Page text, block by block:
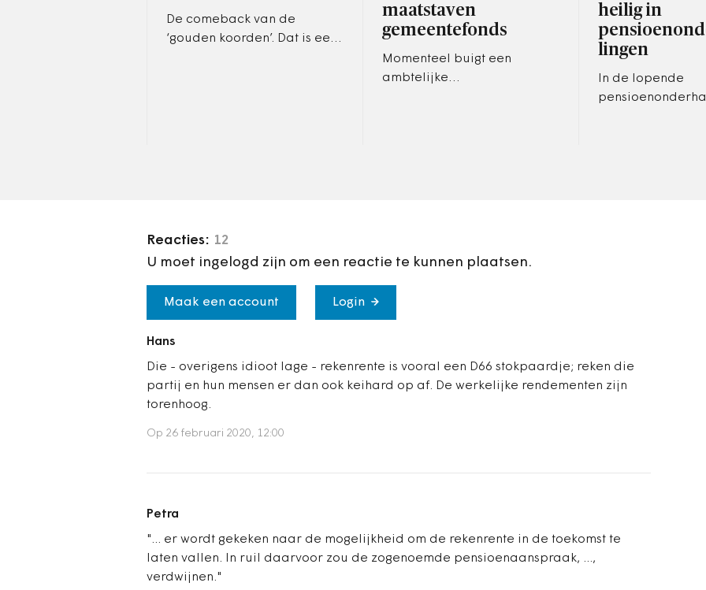
De comeback van de
‘gouden koorden’. Dat is een
maatstaven
gemeentefonds
Momenteel buigt een
ambtelijke
heilig in
lingen
In de lopende
Reacties: 12
U moet ingelogd zijn om een reactie te kunnen plaatsen.
Maak een account Login
Hans
Die - overigens idioot lage - rekenrente is vooral een D66 stokpaardje; reken die
partij en hun mensen er dan ook keihard op af. De werkelijke rendementen zijn
torenhoog.
Op 26 februari 2020, 12:00
Petra
"... er wordt gekeken naar de mogelijkheid om de rekenrente in de toekomst te
laten vallen. In ruil daarvoor zou de zogenoemde pensioenaanspraak, ...,
verdwijnen."